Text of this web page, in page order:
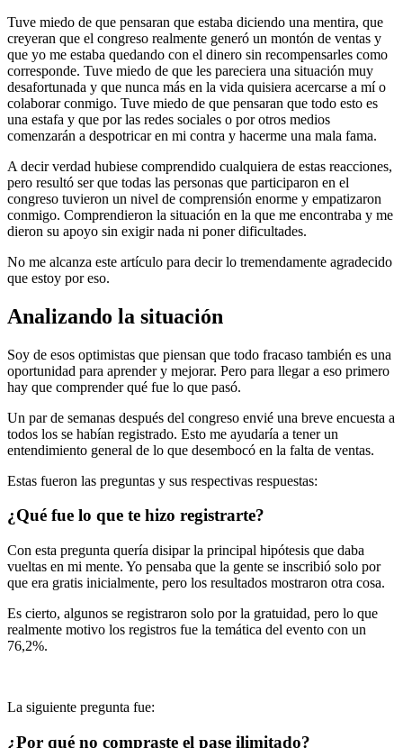
Tuve miedo de que pensaran que estaba diciendo una mentira, que
creyeran que el congreso realmente generó un montón de ventas y
que yo me estaba quedando con el dinero sin recompensarles como
corresponde. Tuve miedo de que les pareciera una situación muy
desafortunada y que nunca más en la vida quisiera acercarse a mí o
colaborar conmigo. Tuve miedo de que pensaran que todo esto es
una estafa y que por las redes sociales o por otros medios
comenzarán a despotricar en mi contra y hacerme una mala fama.
A decir verdad hubiese comprendido cualquiera de estas reacciones,
pero resultó ser que todas las personas que participaron en el
congreso tuvieron un nivel de comprensión enorme y empatizaron
conmigo. Comprendieron la situación en la que me encontraba y me
dieron su apoyo sin exigir nada ni poner dificultades.
No me alcanza este artículo para decir lo tremendamente agradecido
que estoy por eso.
Analizando la situación
Soy de esos optimistas que piensan que todo fracaso también es una
oportunidad para aprender y mejorar. Pero para llegar a eso primero
hay que comprender qué fue lo que pasó.
Un par de semanas después del congreso envié una breve encuesta a
todos los se habían registrado. Esto me ayudaría a tener un
entendimiento general de lo que desembocó en la falta de ventas.
Estas fueron las preguntas y sus respectivas respuestas:
¿Qué fue lo que te hizo registrarte?
Con esta pregunta quería disipar la principal hipótesis que daba
vueltas en mi mente. Yo pensaba que la gente se inscribió solo por
que era gratis inicialmente, pero los resultados mostraron otra cosa.
Es cierto, algunos se registraron solo por la gratuidad, pero lo que
realmente motivo los registros fue la temática del evento con un
76,2%.
La siguiente pregunta fue:
¿Por qué no compraste el pase ilimitado?